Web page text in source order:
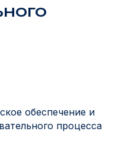
обеспечение и
процесса